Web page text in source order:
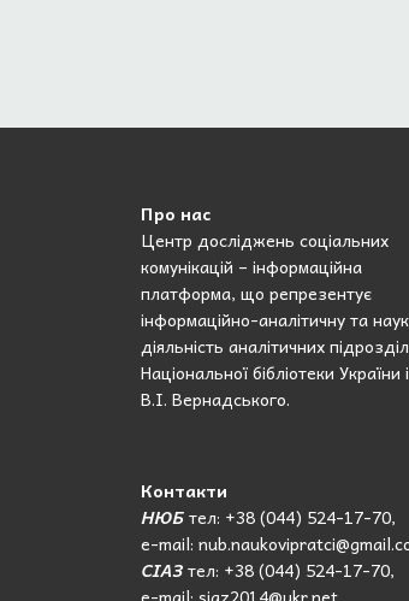
Про нас
Центр досліджень соціальних
комунікацій – інформаційна
платформа, що репрезентує
інформаційно-аналітичну та
діяльність аналітичних
Національної бібліотеки України
В.І. Вернадського.
Контакти
НЮБтел: +38 (044) 524-17-70,
e-mail:
СІАЗтел: +38 (044) 524-17-70,